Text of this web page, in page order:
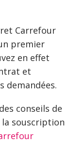
Carrefour
premier
en effet
et
demandées.
conseils de
souscription